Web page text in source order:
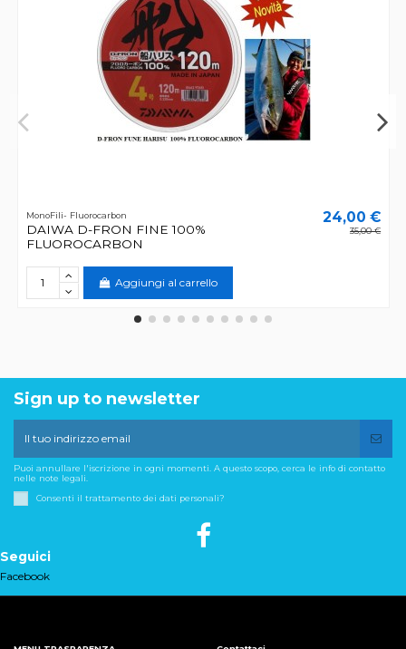
MonoFili- Fluorocarbon
DAIWA D-FRON FINE 100%
FLUOROCARBON
24,00 €
35,00 €
Aggiungi al carrello
Sign up to newsletter
Puoi annullare l'iscrizione in ogni momenti. A questo scopo, cerca le info di contatto
nelle note legali.
Consenti il trattamento dei dati personali?
Seguici
Facebook